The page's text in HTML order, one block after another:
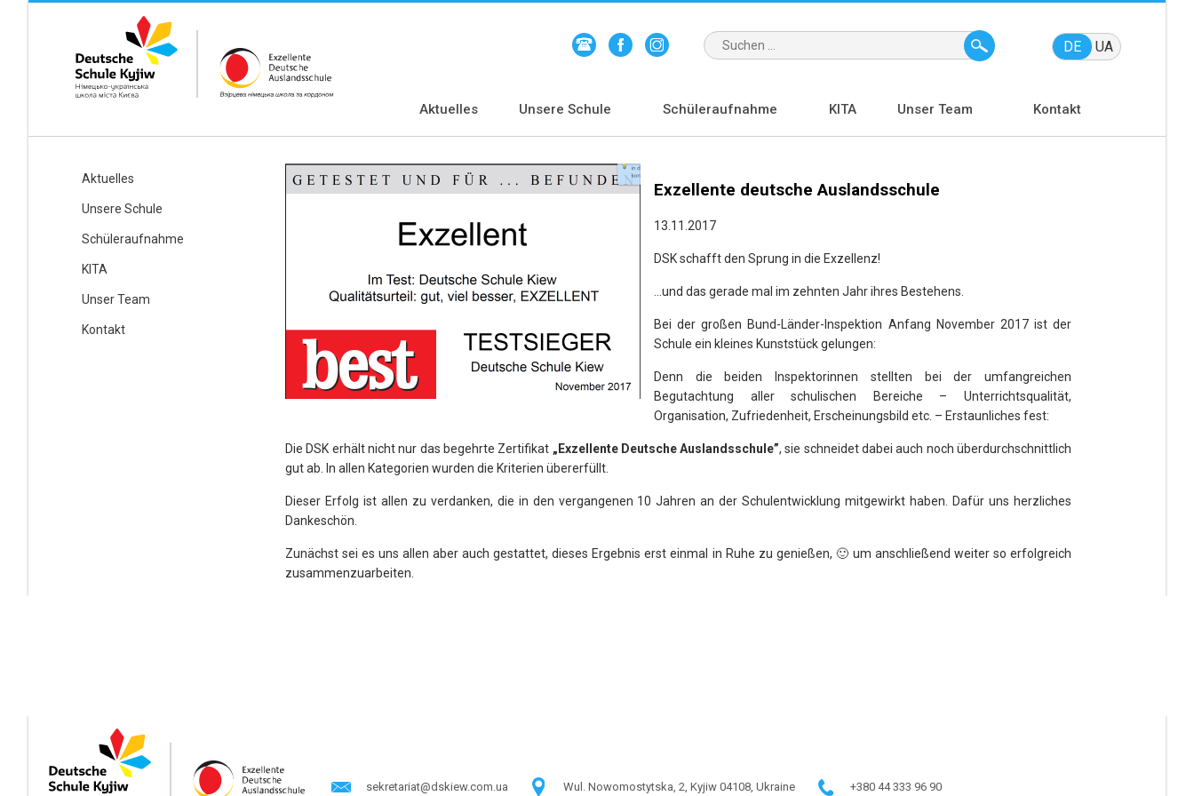
DE UA
Aktuelles Unsere Schule Schüleraufnahme KITA Unser Team Kontakt
Aktuelles
Unsere Schule
Schüleraufnahme
KITA
Unser Team
Kontakt
Exzellente deutsche Auslandsschule
13.11.2017
DSK schafft den Sprung in die Exzellenz!
…und das gerade mal im zehnten Jahr ihres Bestehens.
Bei der großen Bund-Länder-Inspektion Anfang November 2017 ist der
Schule ein kleines Kunststück gelungen:
Denn die beiden Inspektorinnen stellten bei der umfangreichen
Begutachtung aller schulischen Bereiche – Unterrichtsqualität,
Organisation, Zufriedenheit, Erscheinungsbild etc. – Erstaunliches fest:
Die DSK erhält nicht nur das begehrte Zertifikat „Exzellente Deutsche Auslandsschule”, sie schneidet dabei auch noch überdurchschnittlich
gut ab. In allen Kategorien wurden die Kriterien übererfüllt.
Dieser Erfolg ist allen zu verdanken, die in den vergangenen 10 Jahren an der Schulentwicklung mitgewirkt haben. Dafür uns herzliches
Dankeschön.
Zunächst sei es uns allen aber auch gestattet, dieses Ergebnis erst einmal in Ruhe zu genießen, 🙂 um anschließend weiter so erfolgreich
zusammenzuarbeiten.
sekretariat@dskiew.com.ua Wul. Nowomostytska, 2, Kyjiw 04108, Ukraine +380 44 333 96 90